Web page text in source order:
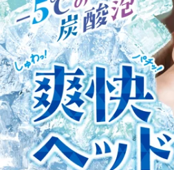
鳥ドライビングスクール・多摩平
〈電話番号〉042-843-1147 ※オ
ていてもご案内出来る場合があ
せください^^
*『肩甲骨ケア&amp;骨盤ストレ
系ボディケア♪〈営業時間〉終日
最終受付)〈住所〉日野市多摩平
森3FRe.Ra.Ku イオンモール多摩
央線豊田駅から徒歩5分八王子駅
クセス◎高幡不動・南平からは車
鳥ドライビングスクール・多摩平
〈電話番号〉042-843-1147 ※オ
ていてもご案内出来る場合があ
せください^^
店です。。・*.。・*.。・*.。・*.
*.。・*7月29日(水) 空き情報のお
空きがございます。10:10-
内可能となっております。。・*.
*.。・。。・*.。・*.。・*・*.。
*.。・。 。。・*.。・*.。・*『肩
ッチ』を取り入れたリラク系ボ
日:10時00分～21時(20時20分最終
2-4-1 イオンモール多摩平の森
平の森店〈アクセス〉JR中央線
駅・日野駅・立川駅からもアク
車でのご利用がオススメ♪飛鳥ド
7月29日(水)のご案内♪
ご閲覧有難うございます。
店です。。・*.。・*.。・*.。・*.
*.。・*7月29日(水) 空き情報のお
空きがございます。10:10-
内可能となっております。。・*.
*.。・。。・*.。・*.。・*・*.。
*.。・。 。。・*.。・*.。・*『肩
2026.07.29 10:10
2026
07.28